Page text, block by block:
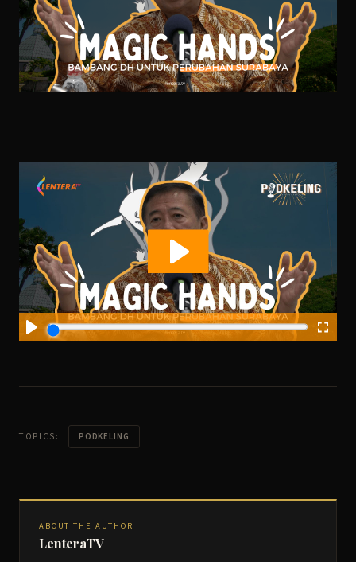
TOPICS: PODKELING
ABOUT THE AUTHOR
LenteraTV